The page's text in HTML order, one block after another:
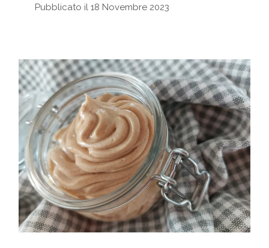
Pubblicato il 18 Novembre 2023